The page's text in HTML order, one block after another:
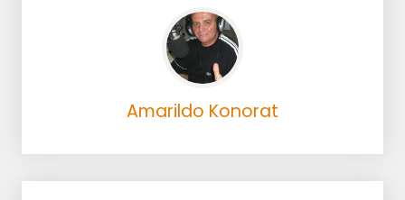
Amarildo Konorat